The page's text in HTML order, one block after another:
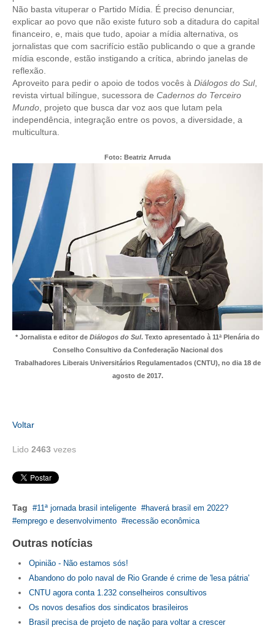
CAMPANHAS SALARIAIS
COMUNICAÇÃO
PALAVRA DO MURILO
NOTÍCIAS
CONTEÚDO ESPECIAL
AGENDA
SEESP NOTÍCIAS
NOTÍCIAS NO WHATSAPP
FOTOS
PUBLICAÇÕES
PUBLICIDADE
MANUAL DE REDAÇÃO
RELEASES
ASSOCIE-SE
ATUALIZAÇÃO CADASTRAL
NÚCLEO JOVEM
Não basta vituperar o Partido Mídia. É preciso denunciar,
explicar ao povo que não existe futuro sob a ditadura do capital
financeiro, e, mais que tudo, apoiar a mídia alternativa, os
jornalistas que com sacrifício estão publicando o que a grande
mídia esconde, estão instigando a crítica, abrindo janelas de
reflexão.
Aproveito para pedir o apoio de todos vocês à Diálogos do Sul,
revista virtual bilíngue, sucessora de Cadernos do Terceiro
Mundo, projeto que busca dar voz aos que lutam pela
independência, integração entre os povos, a diversidade, a
multicultura.
Foto: Beatriz Arruda
* Jornalista e editor de Diálogos do Sul. Texto apresentado à 11ª Plenária do
Conselho Consultivo da Confederação Nacional dos
Trabalhadores Liberais Universitários Regulamentados (CNTU), no dia 18 de
agosto de 2017.
Voltar
Lido 2463 vezes
Tag 11ª jornada brasil inteligente
haverá brasil em 2022?
emprego e desenvolvimento
recessão econômica
Outras notícias
Opinião - Não estamos sós!
Abandono do polo naval de Rio Grande é crime de 'lesa pátria'
CNTU agora conta 1.232 conselheiros consultivos
Os novos desafios dos sindicatos brasileiros
Brasil precisa de projeto de nação para voltar a crescer